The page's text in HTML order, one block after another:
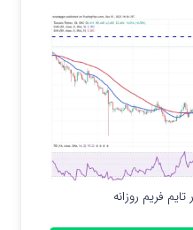
فریم روزانه